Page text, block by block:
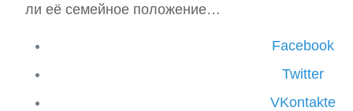
ли её семейное положение…
Facebook
Twitter
VKontakte